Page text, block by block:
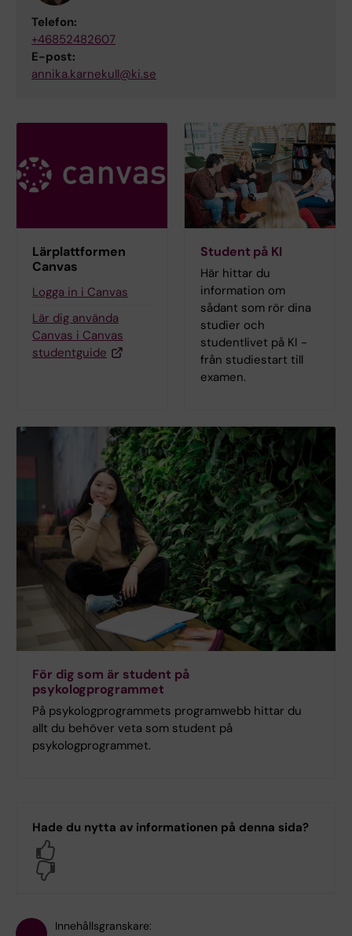
Telefon:
+46852482607
E-post:
annika.karnekull@ki.se
Lärplattformen
Canvas
Logga in i Canvas
Lär dig använda
Canvas i Canvas
studentguide
Student på KI
Här hittar du
information om
sådant som rör dina
studier och
studentlivet på KI -
från studiestart till
examen.
För dig som är student på
psykologprogrammet
På psykologprogrammets programwebb hittar du
allt du behöver veta som student på
psykologprogrammet.
Hade du nytta av informationen på denna sida?
Innehållsgranskare: